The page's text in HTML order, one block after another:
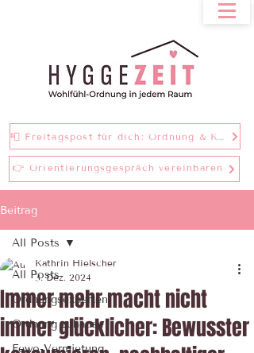
📮 Freitagspost für dich: Ordnung & Klarheit bei einer Tasse Tee
👉 Orientierungsgespräch vereinbaren
Beitrag
All Posts
Ordnungsexperten
Ordnung zuhause
Fewo-Vermietung
All Posts
Immer mehr macht nicht
immer glücklicher: Bewusster
Kathrin Hielscher
3. Dez. 2024